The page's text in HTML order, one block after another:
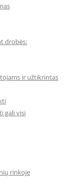
drobės:
ir užtikrintas
gali visi
rinkoje